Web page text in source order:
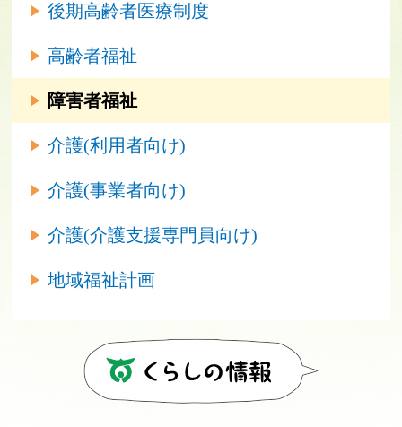
後期高齢者医療制度
高齢者福祉
障害者福祉
介護(利用者向け)
介護(事業者向け)
介護(介護支援専門員向け)
地域福祉計画